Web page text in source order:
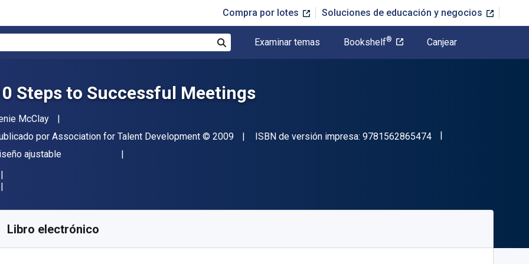
Compra por lotes Soluciones de educación y negocios
Examinar temas Bookshelf® Canjear
Steps to Successful Meetings
McClay
por Association for Talent Development Copyright
© 2009 ISBN de versión impresa: 9781562865474"ISBN-13
ajustable
Libro electrónico